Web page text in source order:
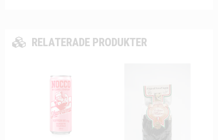
RELATERADE PRODUKTER